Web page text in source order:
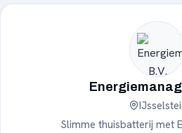
Slimme thuisbatterij met